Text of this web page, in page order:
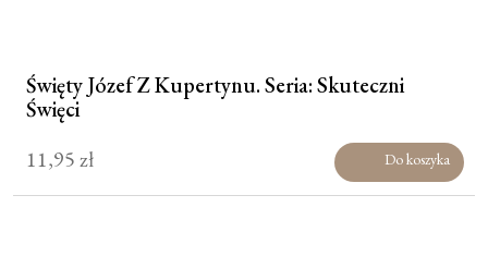
Święty Józef Z Kupertynu. Seria: Skuteczni
Święci
11,95zł Do koszyka